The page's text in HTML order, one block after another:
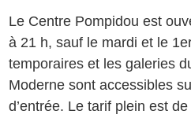
Le Centre Pompidou est
à 21 h, sauf le mardi et le
temporaires et les galeries
Moderne sont accessibles
d’entrée. Le tarif plein est